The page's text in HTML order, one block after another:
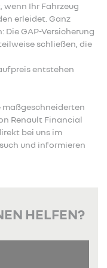
Ihr Fahrzeug
erleidet. Ganz
Die GAP-Versicherung
schließen, die
entstehen
Renault Financial
bei uns im
und informieren
HELFEN?